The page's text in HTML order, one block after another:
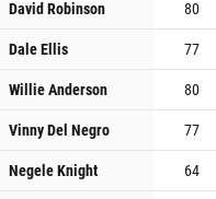
David Robinson 80
Dale Ellis
77
Willie Anderson
80
Vinny Del Negro
77
Negele Knight
64